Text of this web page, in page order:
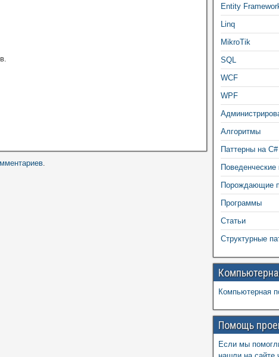
.
Entity
Linq
MikroTik
SQL
WCF
WPF
Алгоритмы
Паттерны на C#
Поведенческие
Порождающие
Программы
Статьи
Структурные
Компьютерная
Помощь
Если мы